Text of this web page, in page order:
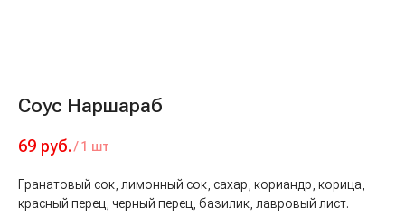
Соус Наршараб
69 руб. / 1 шт
Гранатовый сок, лимонный сок, сахар, кориандр, корица,
красный перец, черный перец, базилик, лавровый лист.